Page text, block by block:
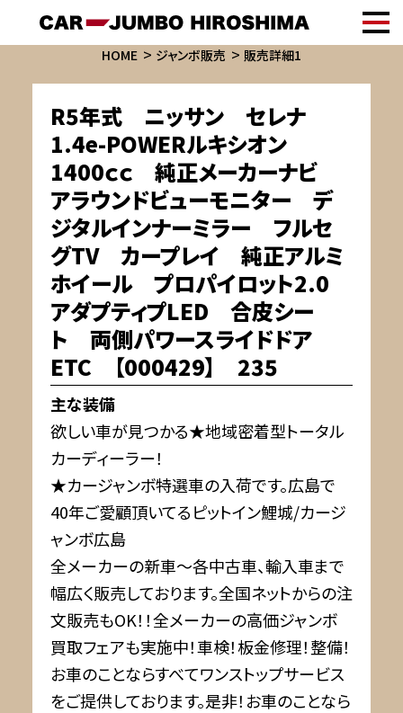
HOME ジャンボ販売 販売詳細1
R5年式 ニッサン セレナ
1.4e-POWERルキシオン
1400ｃｃ 純正メーカーナビ
アラウンドビューモニター デ
ジタルインナーミラー フルセ
グTV カープレイ 純正アルミ
ホイール プロパイロット2.0
アダプティプLED 合皮シー
ト 両側パワースライドドア
ETC 【000429】 235
主な装備
欲しい車が見つかる★地域密着型トータル
カーディーラー！
★カージャンボ特選車の入荷です。広島で
40年ご愛顧頂いてるピットイン鯉城/カージ
ャンボ広島
全メーカーの新車～各中古車、輸入車まで
幅広く販売しております。全国ネットからの注
文販売もOK！！全メーカーの高価ジャンボ
買取フェアも実施中！車検！板金修理！整備！
お車のことならすべてワンストップサービス
をご提供しております。是非！お車のことなら